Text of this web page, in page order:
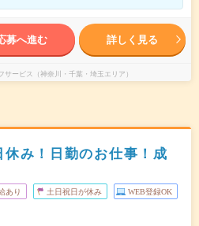
募へ進む 詳しく見る
サービス（神奈川・千葉・埼玉エリア）
み！日勤のお仕事！成
あり 土日祝日が休み WEB登録OK